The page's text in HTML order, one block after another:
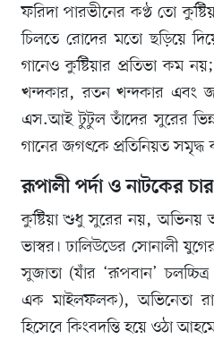
ফরিদা পারভীনের কণ্ঠ তো
চিলতে রোদের মতো ছড়িয়ে
গানেও কুষ্টিয়ার প্রতিভা কম
খন্দকার, রতন খন্দকার এবং
এস.আই টুটুল তাঁদের সুরের
গানের জগৎকে প্রতিনিয়ত সমৃদ্ধ
রূপালী পর্দা ও নাটকের
কুষ্টিয়া শুধু সুরের নয়, অভিনয়
ভাস্বর। ঢালিউডের সোনালী
সুজাতা (যাঁর ‘রূপবান’
এক মাইলফলক), অভিনেতা
হিসেবে কিংবদন্তি হয়ে ওঠা